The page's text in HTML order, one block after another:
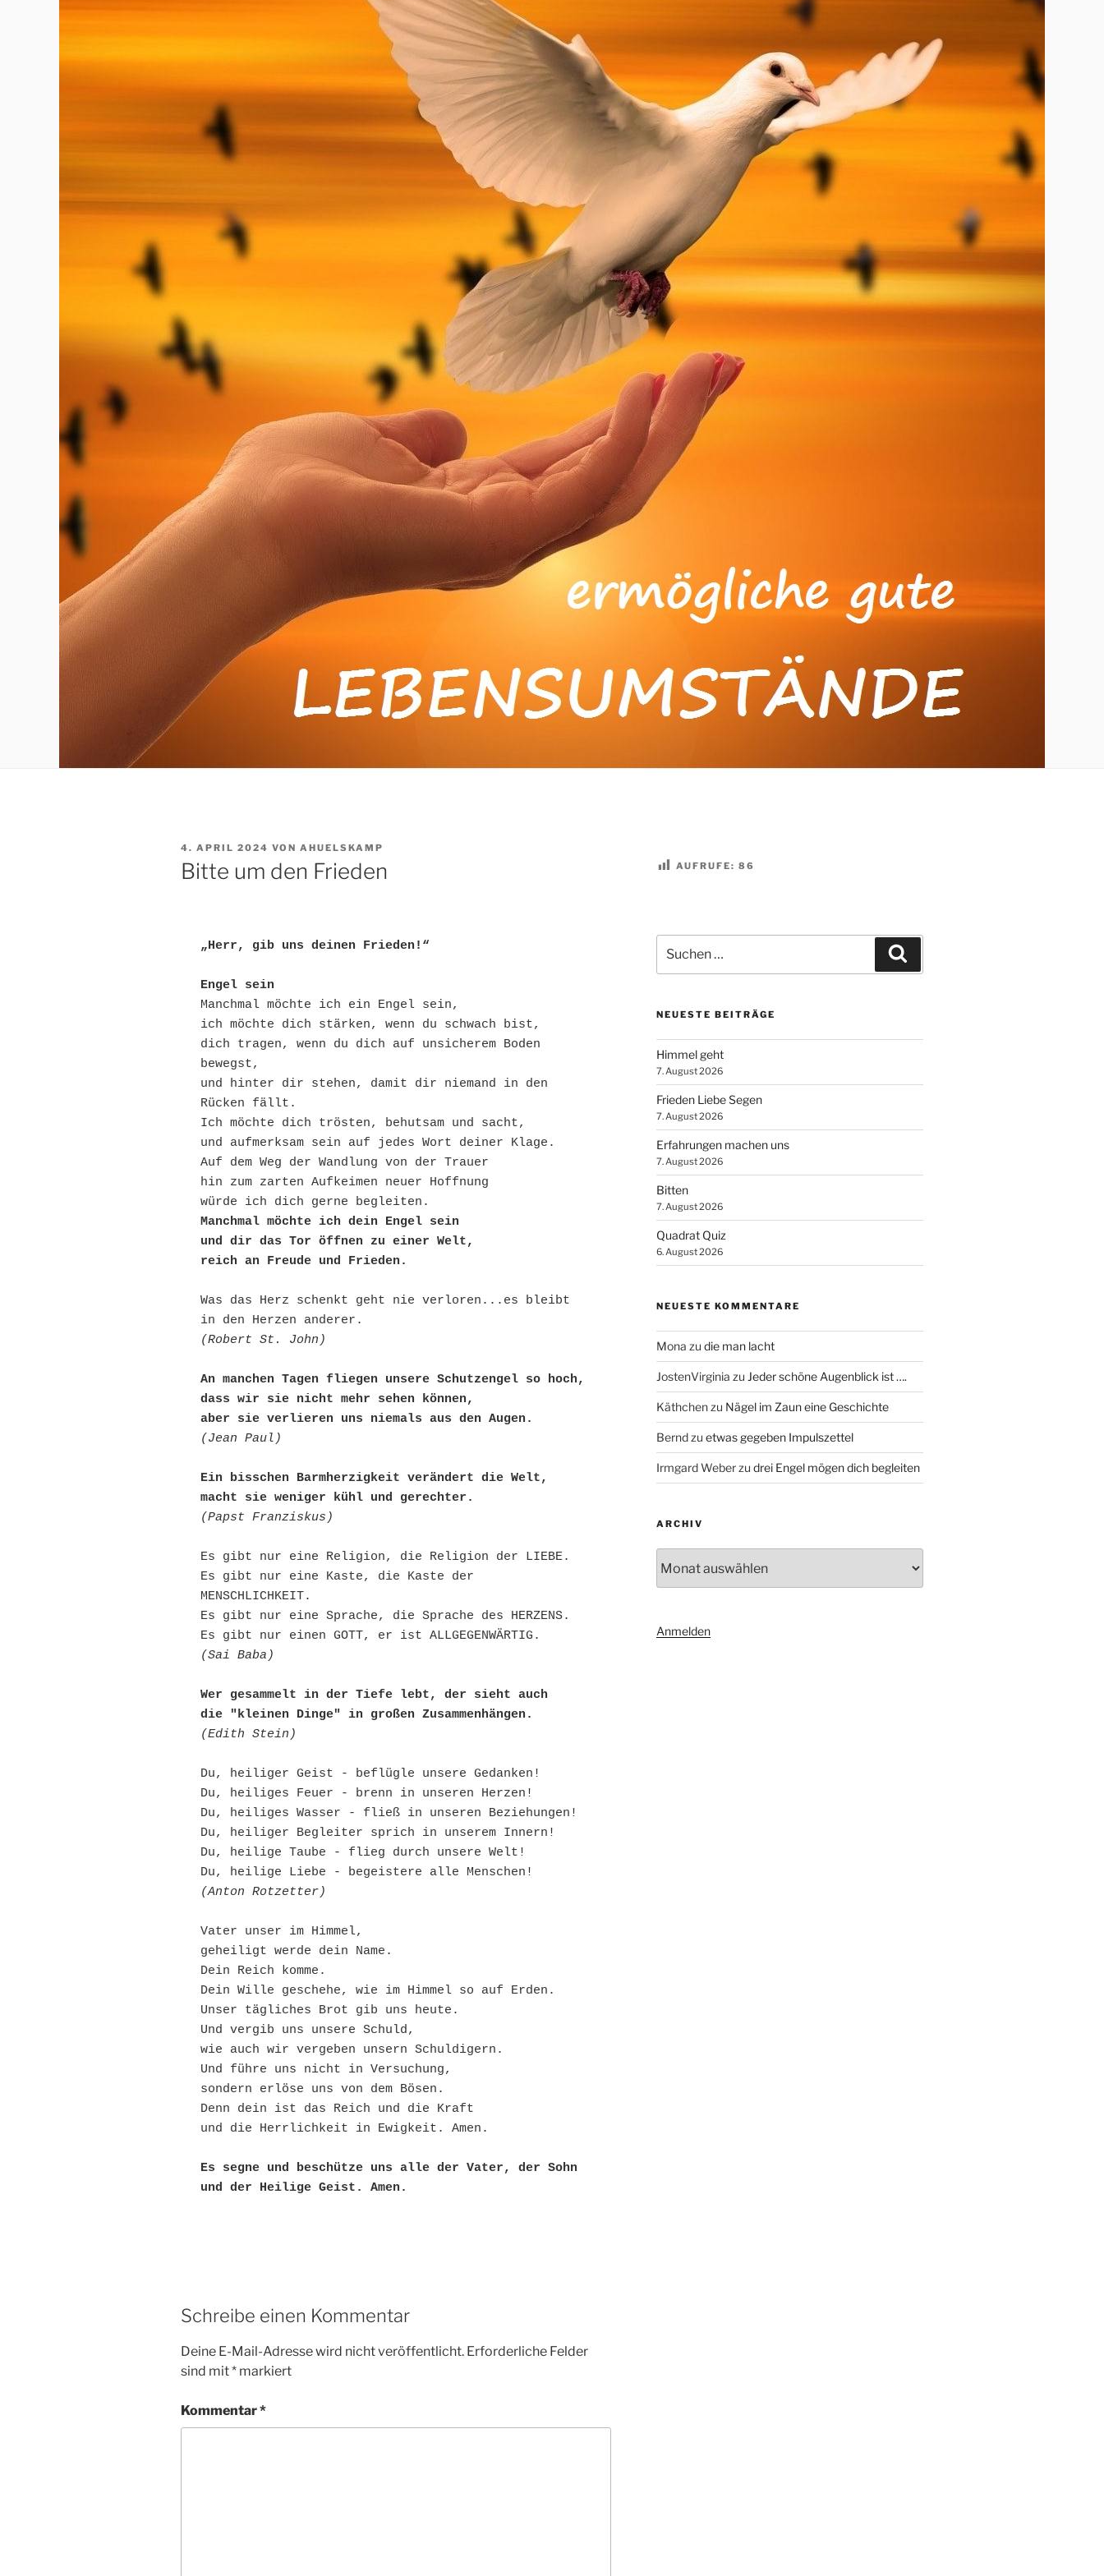
VERÖFFENTLICHT
AM
4. APRIL 2024 VON AHUELSKAMP
Bitte um den Frieden
„Herr, gib uns deinen Frieden!“
Engel sein
Manchmal möchte ich ein Engel sein,
ich möchte dich stärken, wenn du schwach bist,
dich tragen, wenn du dich auf unsicherem Boden
bewegst,
und hinter dir stehen, damit dir niemand in den
Rücken fällt.
Ich möchte dich trösten, behutsam und sacht,
und aufmerksam sein auf jedes Wort deiner Klage.
Auf dem Weg der Wandlung von der Trauer
hin zum zarten Aufkeimen neuer Hoffnung
würde ich dich gerne begleiten.
Manchmal möchte ich dein Engel sein
und dir das Tor öffnen zu einer Welt,
reich an Freude und Frieden.
Was das Herz schenkt geht nie verloren...es bleibt
in den Herzen anderer.
(Robert St. John)
An manchen Tagen fliegen unsere Schutzengel so hoch,
dass wir sie nicht mehr sehen können,
aber sie verlieren uns niemals aus den Augen.
(Jean Paul)
Ein bisschen Barmherzigkeit verändert die Welt,
macht sie weniger kühl und gerechter.
(Papst Franziskus)
Es gibt nur eine Religion, die Religion der LIEBE.
Es gibt nur eine Kaste, die Kaste der
MENSCHLICHKEIT.
Es gibt nur eine Sprache, die Sprache des HERZENS.
Es gibt nur einen GOTT, er ist ALLGEGENWÄRTIG.
(Sai Baba)
Wer gesammelt in der Tiefe lebt, der sieht auch
die "kleinen Dinge" in großen Zusammenhängen.
(Edith Stein)
Du, heiliger Geist - beflügle unsere Gedanken!
Du, heiliges Feuer - brenn in unseren Herzen!
Du, heiliges Wasser - fließ in unseren Beziehungen!
Du, heiliger Begleiter sprich in unserem Innern!
Du, heilige Taube - flieg durch unsere Welt!
Du, heilige Liebe - begeistere alle Menschen!
(Anton Rotzetter)
Vater unser im Himmel,
geheiligt werde dein Name.
Dein Reich komme.
Dein Wille geschehe, wie im Himmel so auf Erden.
Unser tägliches Brot gib uns heute.
Und vergib uns unsere Schuld,
wie auch wir vergeben unsern Schuldigern.
Und führe uns nicht in Versuchung,
sondern erlöse uns von dem Bösen.
Denn dein ist das Reich und die Kraft
und die Herrlichkeit in Ewigkeit. Amen.
Es segne und beschütze uns alle der Vater, der Sohn
und der Heilige Geist. Amen.
Schreibe einen Kommentar
Deine E-Mail-Adresse wird nicht veröffentlicht. Erforderliche Felder
sind mit* markiert
Kommentar*
AUFRUFE: 86
nach:
NEUESTE BEITRÄGE
Himmel geht
7. August 2026
Frieden Liebe Segen
7. August 2026
Erfahrungen machen uns
7. August 2026
Bitten
7. August 2026
Quadrat Quiz
6. August 2026
NEUESTE KOMMENTARE
Mona zu die man lacht
JostenVirginia zu Jeder schöne Augenblick ist ….
Käthchenzu Nägel im Zaun eine Geschichte
Berndzu etwas gegeben Impulszettel
Irmgard Weberzu drei Engel mögen dich begleiten
ARCHIV
Anmelden